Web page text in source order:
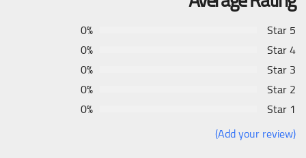
5 Star
0%
4 Star
0%
3 Star
0%
2 Star
0%
1 Star
0%
(Add your review)